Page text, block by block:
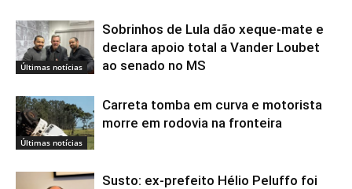
Últimas notícias
Sobrinhos de Lula dão xeque-mate e
declara apoio total a Vander Loubet
ao senado no MS
Últimas notícias
Carreta tomba em curva e motorista
morre em rodovia na fronteira
Susto: ex-prefeito Hélio Peluffo foi